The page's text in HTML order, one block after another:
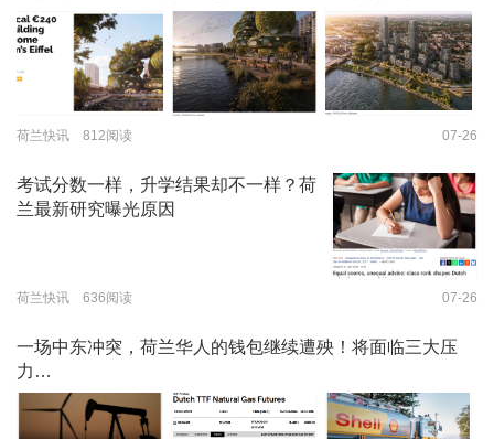
荷兰快讯 812阅读 07-26
考试分数一样，升学结果却不一样？荷
兰最新研究曝光原因
荷兰快讯 636阅读 07-26
一场中东冲突，荷兰华人的钱包继续遭殃！将面临三大压
力…